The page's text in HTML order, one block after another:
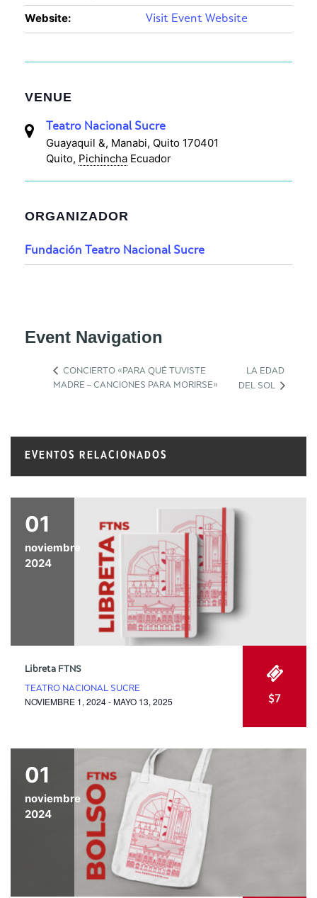
Website: Visit Event Website
VENUE
Teatro Nacional Sucre
Guayaquil &, Manabi, Quito 170401
Quito, Pichincha Ecuador
ORGANIZADOR
Fundación Teatro Nacional Sucre
Event Navigation
CONCIERTO «PARA QUÉ TUVISTE
MADRE – CANCIONES PARA MORIRSE»
LA EDAD
DEL SOL
EVENTOS RELACIONADOS
01
noviembre
2024
Libreta FTNS
TEATRO NACIONAL SUCRE
NOVIEMBRE 1, 2024 - MAYO 13, 2025 $7
01
noviembre
2024